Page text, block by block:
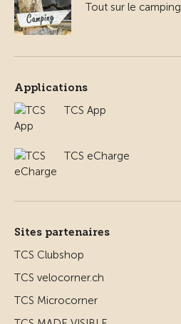
Tout sur le camping
Applications
TCS App
TCS eCharge
Sites partenaires
TCS Clubshop
TCS velocorner.ch
TCS Microcorner